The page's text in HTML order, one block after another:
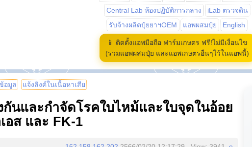
Central Lab ห้องปฏิบัติการกลาง
iLab ตรวจดิน
รับจ้างผลิตปุ๋ยยาฯOEM
แอพผสมปุ๋ย English
📱 ติดตั้งแอพมือถือ ฟาร์มเกษตร ฟรี!ไม่มีเงื่อนไข
(รวมแอพผสมปุ๋ย และแอพเกษตรอื่นๆไว้ในแอพนี้)
อมูล แจ้งลิงค์ในเนื้อหาเสีย
กันและกำจัดโรคใบไหม้และใบจุดในอ้อย
อส และ FK-1